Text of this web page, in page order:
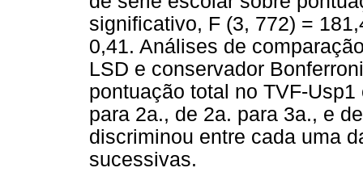
significativo, F (3, 772) =
0,41. Análises de
LSD e conservador
pontuação total no TVF-
para 2a., de 2a. para 3a., e
discriminou entre cada uma
sucessivas.